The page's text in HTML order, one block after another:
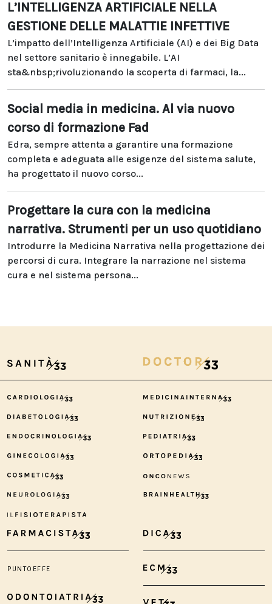
L’INTELLIGENZA ARTIFICIALE NELLA
GESTIONE DELLE MALATTIE INFETTIVE
L’impatto dell’Intelligenza Artificiale (AI) e dei Big Data
nel settore sanitario è innegabile. L’AI
sta&nbsp;rivoluzionando la scoperta di farmaci, la...
Social media in medicina. Al via nuovo
corso di formazione Fad
Edra, sempre attenta a garantire una formazione
completa e adeguata alle esigenze del sistema salute,
ha progettato il nuovo corso...
Progettare la cura con la medicina
narrativa. Strumenti per un uso quotidiano
Introdurre la Medicina Narrativa nella progettazione dei
percorsi di cura. Integrare la narrazione nel sistema
cura e nel sistema persona...